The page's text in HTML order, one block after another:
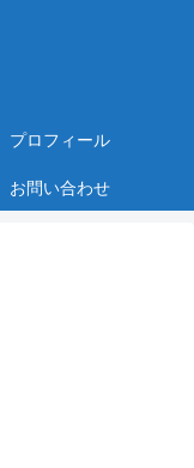
プロフィール
お問い合わせ